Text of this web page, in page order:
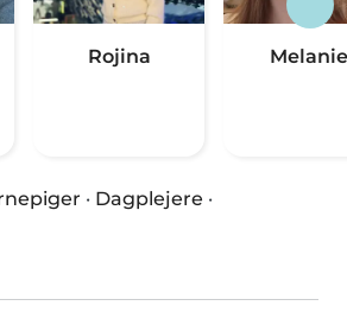
Rojina Melanie
· Dagplejere ·